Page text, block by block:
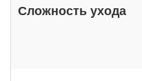
Сложность ухода